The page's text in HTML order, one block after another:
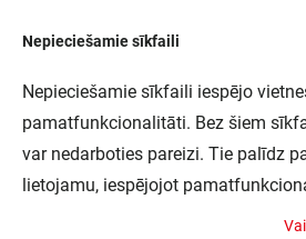
LS AY-PW01/EC 50X2
Nepieciešamie sīkfaili
Nepieciešamie sīkfaili iespējo
pamatfunkcionalitāti. Bez šiem
var nedarboties pareizi. Tie palīdz
lietojamu, iespējojot
Vai